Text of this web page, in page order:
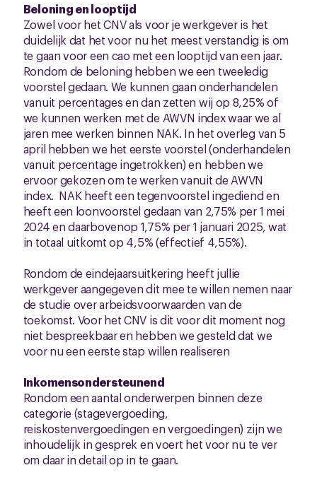
Beloning en looptijd
Zowel voor het CNV als voor je werkgever is het
duidelijk dat het voor nu het meest verstandig is om
te gaan voor een cao met een looptijd van een jaar.
Rondom de beloning hebben we een tweeledig
voorstel gedaan. We kunnen gaan onderhandelen
vanuit percentages en dan zetten wij op 8,25% of
we kunnen werken met de AWVN index waar we al
jaren mee werken binnen NAK. In het overleg van 5
april hebben we het eerste voorstel (onderhandelen
vanuit percentage ingetrokken) en hebben we
ervoor gekozen om te werken vanuit de AWVN
index. NAK heeft een tegenvoorstel ingediend en
heeft een loonvoorstel gedaan van 2,75% per 1 mei
2024 en daarbovenop 1,75% per 1 januari 2025, wat
in totaal uitkomt op 4,5% (effectief 4,55%).
Rondom de eindejaarsuitkering heeft jullie
werkgever aangegeven dit mee te willen nemen naar
de studie over arbeidsvoorwaarden van de
toekomst. Voor het CNV is dit voor dit moment nog
niet bespreekbaar en hebben we gesteld dat we
voor nu een eerste stap willen realiseren
Inkomensondersteunend
Rondom een aantal onderwerpen binnen deze
categorie (stagevergoeding,
reiskostenvergoedingen en vergoedingen) zijn we
inhoudelijk in gesprek en voert het voor nu te ver
om daar in detail op in te gaan.